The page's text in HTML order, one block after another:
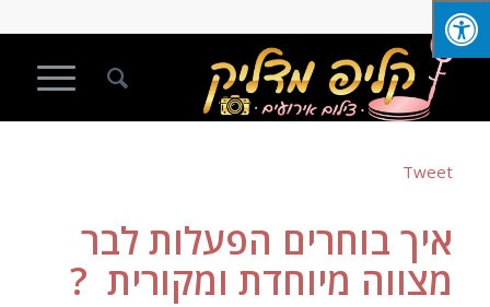
Tweet
איך בוחרים הפעלות לבר
מצווה מיוחדת ומקורית ?